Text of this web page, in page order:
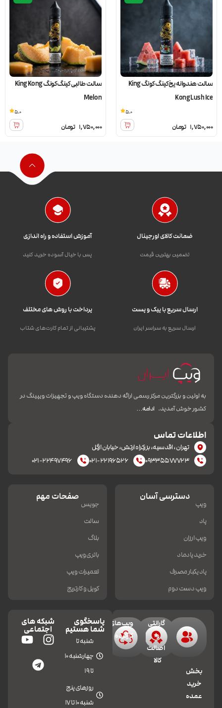
سالت هندوانه یخ کینگ کونگ King
Kong Lush Ice
1,750,000 تومان
5.0
سالت طالبی کینگ کونگ King Kong
Melon
1,750,000 تومان
5.0
ضمانت کالای اورجینال
تضمین بهترین قیمت
آموزش استفاده و راه اندازی
پس با خیال آسوده خرید کنید
ارسال سریع با پیک و پست
ارسال سریع به سراسر ایران
پرداخت با روش های مختلف
پشتیبانی از تمام کارت‌های شتاب
به اولین و بزرگترین مرکز رسمی ارائه دهنده دستگاه ویپ و تجهیزات ویپینگ در
کشور خوش آمدید. ادامه…
اطلاعات تماس
تهران، اقدسیه، بزرکراه ارتش، خیابان ازگل
۰۹۳۳۵۵۷۷۷۲۳
۰۲۱-۲۲۱۹۶۵۲۶ ۰۲۱-۲۲۴۹۷۴۹۶
دسترسی آسان
ویپ
پاد
ویپ ارزان
خرید پادماد
پاد یکبار مصرف
ویپ دست دوم
صفحات مهم
جویس
سالت
بلاگ
باتری ویپ
تعمیرات ویپ
کویل و کارتریج
بخش
خرید
عمده
گارانتی
و
اصالت
کالا
ویپ‌های
کارکرده
پاسخگوی
شما هستیم
شنبه تا
چهارشنبه 10
تا 19
روزهای پنج
شنبه 10 تا 17
شبکه های
اجتماعی